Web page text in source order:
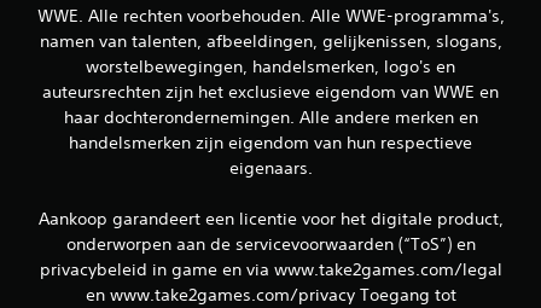
e
n
WWE. Alle rechten voorbehouden. Alle WWE-programma's,
namen van talenten, afbeeldingen, gelijkenissen, slogans,
worstelbewegingen, handelsmerken, logo's en
auteursrechten zijn het exclusieve eigendom van WWE en
haar dochterondernemingen. Alle andere merken en
handelsmerken zijn eigendom van hun respectieve
eigenaars.
Aankoop garandeert een licentie voor het digitale product,
onderworpen aan de servicevoorwaarden (“ToS”) en
privacybeleid in game en via www.take2games.com/legal
en www.take2games.com/privacy Toegang tot